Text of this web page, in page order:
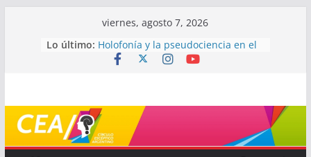
viernes, agosto 7, 2026
Lo último: Holofonía y la pseudociencia en el
audio
Mayéutica (o cómo debatir sin
terminar a los golpes)
Somos menos capaces de lo que